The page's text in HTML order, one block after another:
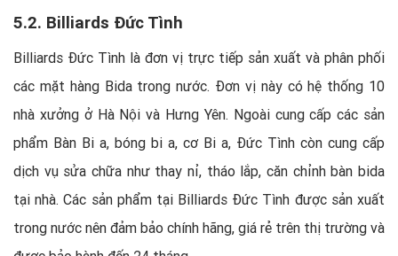
5.2. Billiards Đức Tình
Billiards Đức Tình là đơn vị trực tiếp sản xuất và phân phối
các mặt hàng Bida trong nước. Đơn vị này có hệ thống 10
nhà xưởng ở Hà Nội và Hưng Yên. Ngoài cung cấp các sản
phẩm Bàn Bi a, bóng bi a, cơ Bi a, Đức Tình còn cung cấp
dịch vụ sửa chữa như thay nỉ, tháo lắp, căn chỉnh bàn bida
tại nhà. Các sản phẩm tại Billiards Đức Tình được sản xuất
trong nước nên đảm bảo chính hãng, giá rẻ trên thị trường và